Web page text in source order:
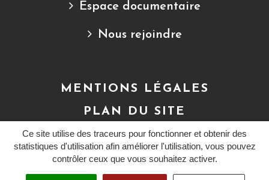
Ce site utilise des traceurs pour fonctionner et obtenir des
statistiques d'utilisation afin améliorer l'utilisation, vous pouvez
contrôler ceux que vous souhaitez activer.
Espace documentaire
Nous rejoindre
MENTIONS LÉGALES
PLAN DU SITE
CRÉDITS